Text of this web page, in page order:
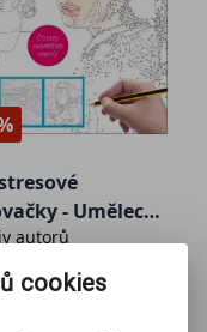
- Umělecká
autorů
cookies